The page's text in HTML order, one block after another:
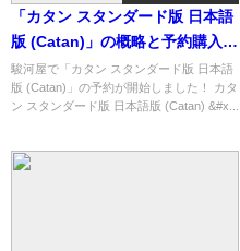
「カタン スタンダード版 日本語
版 (Catan)」の概略と予約購入可
能なショップ紹介！
駿河屋で「カタン スタンダード版 日本語
版 (Catan)」の予約が開始しました！ カタ
ン スタンダード版 日本語版 (Catan) &#x...